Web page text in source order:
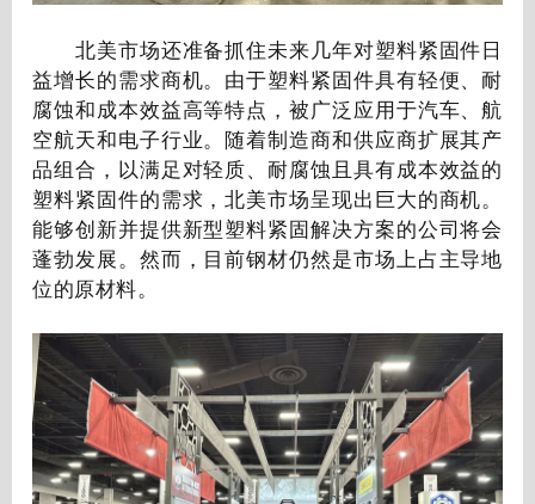
北美市场还准备抓住未来几年对塑料紧固件日
益增长的需求商机。由于塑料紧固件具有轻便、耐
腐蚀和成本效益高等特点，被广泛应用于汽车、航
空航天和电子行业。随着制造商和供应商扩展其产
品组合，以满足对轻质、耐腐蚀且具有成本效益的
塑料紧固件的需求，北美市场呈现出巨大的商机。
能够创新并提供新型塑料紧固解决方案的公司将会
蓬勃发展。然而，目前钢材仍然是市场上占主导地
位的原材料。